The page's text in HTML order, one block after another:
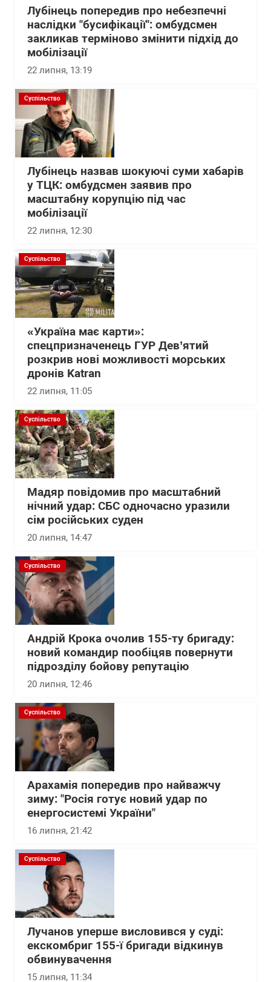
Лубінець попередив про небезпечні
наслідки "бусифікації": омбудсмен
закликав терміново змінити підхід до
мобілізації
22 липня, 13:19
Суспільство
Лубінець назвав шокуючі суми хабарів
у ТЦК: омбудсмен заявив про
масштабну корупцію під час
мобілізації
22 липня, 12:30
Суспільство
«Україна має карти»:
спецпризначенець ГУР Дев’ятий
розкрив нові можливості морських
дронів Katran
22 липня, 11:05
Суспільство
Мадяр повідомив про масштабний
нічний удар: СБС одночасно уразили
сім російських суден
20 липня, 14:47
Суспільство
Андрій Крока очолив 155-ту бригаду:
новий командир пообіцяв повернути
підрозділу бойову репутацію
20 липня, 12:46
Суспільство
Арахамія попередив про найважчу
зиму: "Росія готує новий удар по
енергосистемі України"
16 липня, 21:42
Суспільство
Лучанов уперше висловився у суді:
екскомбриг 155-ї бригади відкинув
обвинувачення
15 липня, 11:34